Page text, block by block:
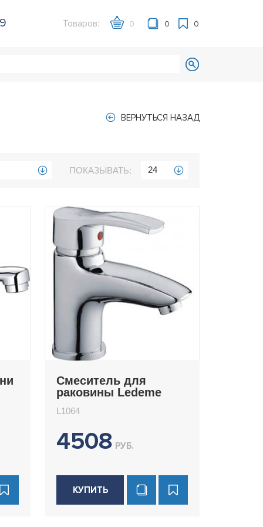
Товаров: 0 0 0
ВЕРНУТЬСЯ НАЗАД
ПОКАЗЫВАТЬ: 24
Смеситель для
раковины Ledeme
L1064
4508 РУБ.
КУПИТЬ